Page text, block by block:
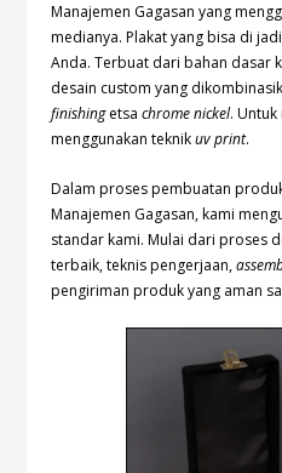
Manajemen Gagasan yang
medianya. Plakat yang bisa di
Anda. Terbuat dari bahan dasar
desain custom yang
finishingetsachrome nickel.
menggunakan teknikuv print.
Dalam proses pembuatan
Manajemen Gagasan, kami
standar kami. Mulai dari proses
terbaik, teknis pengerjaan,
pengiriman produk yang aman